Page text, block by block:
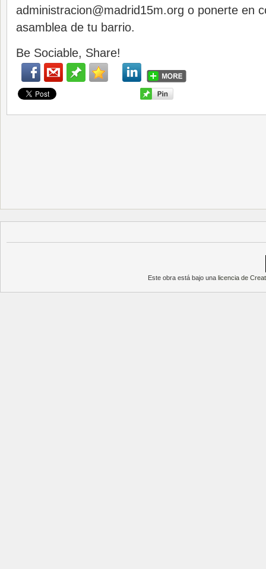
administracion@madrid15m.org o ponerte en
asamblea de tu barrio.
Be Sociable, Share!
Este obra está bajo unalicencia de